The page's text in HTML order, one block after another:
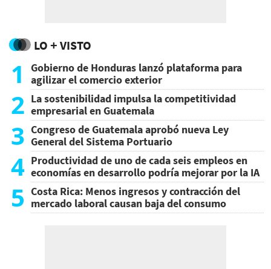
LO + VISTO
1
Gobierno de Honduras lanzó plataforma para
agilizar el comercio exterior
2 La sostenibilidad impulsa la competitividad
empresarial en Guatemala
3 Congreso de Guatemala aprobó nueva Ley
General del Sistema Portuario
4 Productividad de uno de cada seis empleos en
economías en desarrollo podría mejorar por la IA
5 Costa Rica: Menos ingresos y contracción del
mercado laboral causan baja del consumo